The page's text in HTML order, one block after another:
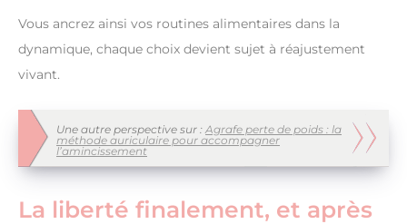
Vous ancrez ainsi vos routines alimentaires dans la
dynamique, chaque choix devient sujet à réajustement
vivant.
Une autre perspective sur : Agrafe perte de poids : la
méthode auriculaire pour accompagner
l’amincissement
La liberté finalement, et après